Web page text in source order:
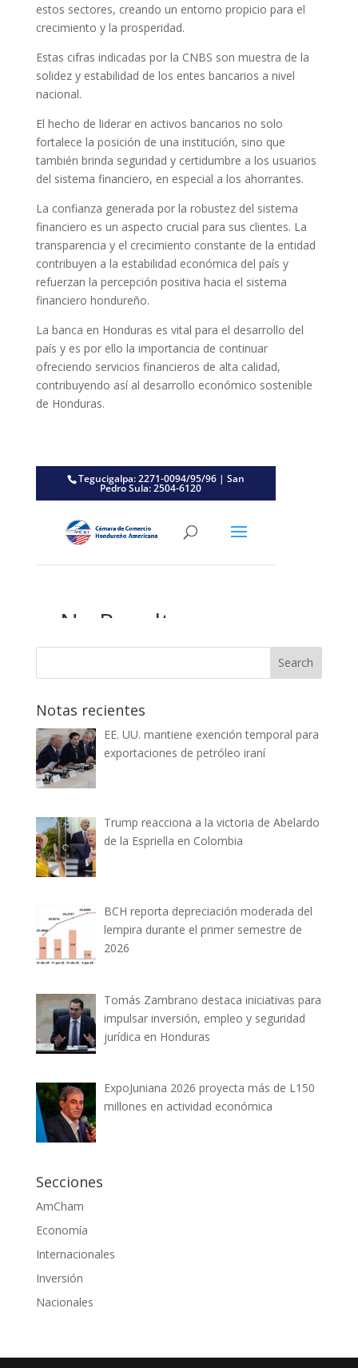
estos sectores, creando un entorno propicio para el
crecimiento y la prosperidad.
Estas cifras indicadas por la CNBS son muestra de la
solidez y estabilidad de los entes bancarios a nivel
nacional.
El hecho de liderar en activos bancarios no solo
fortalece la posición de una institución, sino que
también brinda seguridad y certidumbre a los usuarios
del sistema financiero, en especial a los ahorrantes.
La confianza generada por la robustez del sistema
financiero es un aspecto crucial para sus clientes. La
transparencia y el crecimiento constante de la entidad
contribuyen a la estabilidad económica del país y
refuerzan la percepción positiva hacia el sistema
financiero hondureño.
La banca en Honduras es vital para el desarrollo del
país y es por ello la importancia de continuar
ofreciendo servicios financieros de alta calidad,
contribuyendo así al desarrollo económico sostenible
de Honduras.
Notas recientes
EE. UU. mantiene exención temporal para
exportaciones de petróleo iraní
Trump reacciona a la victoria de Abelardo
de la Espriella en Colombia
BCH reporta depreciación moderada del
lempira durante el primer semestre de
2026
Tomás Zambrano destaca iniciativas para
impulsar inversión, empleo y seguridad
jurídica en Honduras
ExpoJuniana 2026 proyecta más de L150
millones en actividad económica
Secciones
AmCham
Economía
Internacionales
Inversión
Nacionales